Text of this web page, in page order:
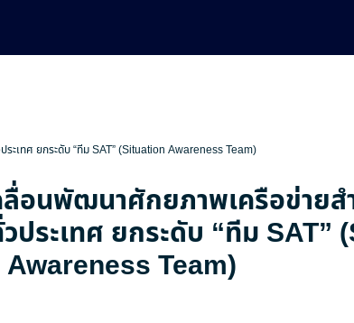
เทศ ยกระดับ “ทีม SAT” (Situation Awareness Team)
อนพัฒนาศักยภาพเครือข่ายส
ประเทศ ยกระดับ “ทีม SAT”
Awareness Team)